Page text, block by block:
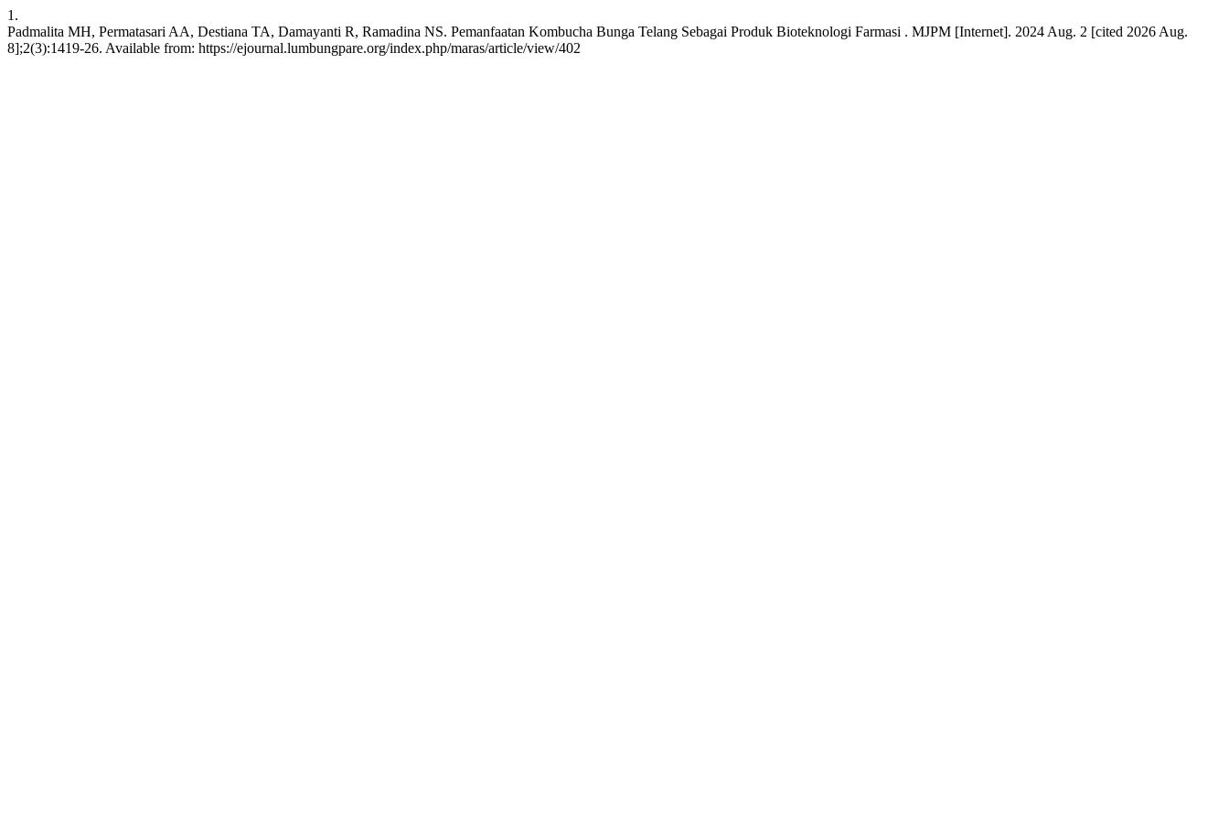
1.
Padmalita MH, Permatasari AA, Destiana TA, Damayanti R, Ramadina NS. Pemanfaatan Kombucha Bunga Telang Sebagai Produk Bioteknologi Farmasi . MJPM [Internet]. 2024 Aug. 2 [cited 2026 Aug.
8];2(3):1419-26. Available from: https://ejournal.lumbungpare.org/index.php/maras/article/view/402